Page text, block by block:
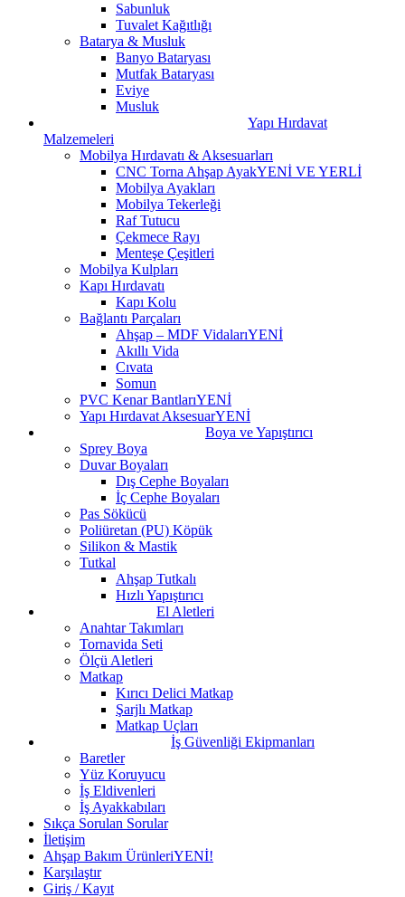
Sabunluk
Tuvalet Kağıtlığı
Batarya & Musluk
Banyo Bataryası
Mutfak Bataryası
Eviye
Musluk
Yapı Hırdavat
Malzemeleri
Mobilya Hırdavatı & Aksesuarları
CNC Torna Ahşap AyakYENİ VE YERLİ
Mobilya Ayakları
Mobilya Tekerleği
Raf Tutucu
Çekmece Rayı
Menteşe Çeşitleri
Mobilya Kulpları
Kapı Hırdavatı
Kapı Kolu
Bağlantı Parçaları
Ahşap – MDF VidalarıYENİ
Akıllı Vida
Cıvata
Somun
PVC Kenar BantlarıYENİ
Yapı Hırdavat AksesuarYENİ
Boya ve Yapıştırıcı
Sprey Boya
Duvar Boyaları
Dış Cephe Boyaları
İç Cephe Boyaları
Pas Sökücü
Poliüretan (PU) Köpük
Silikon & Mastik
Tutkal
Ahşap Tutkalı
Hızlı Yapıştırıcı
El Aletleri
Anahtar Takımları
Tornavida Seti
Ölçü Aletleri
Matkap
Kırıcı Delici Matkap
Şarjlı Matkap
Matkap Uçları
İş Güvenliği Ekipmanları
Baretler
Yüz Koruyucu
İş Eldivenleri
İş Ayakkabıları
Sıkça Sorulan Sorular
İletişim
Ahşap Bakım ÜrünleriYENİ!
Karşılaştır
Giriş / Kayıt